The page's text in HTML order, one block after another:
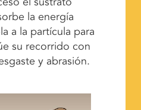
la energía
a la partícula para
su recorrido con
y abrasión.